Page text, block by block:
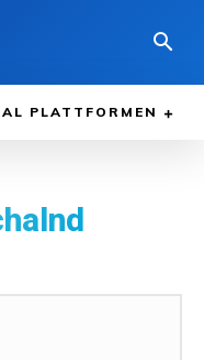
PLATTFORMEN